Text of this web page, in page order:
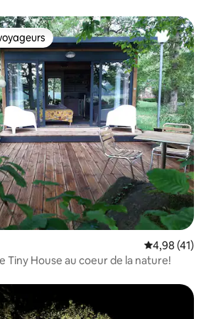
les plus appréciés
Évaluation
4,98 (41)
House au coeur de la nature!